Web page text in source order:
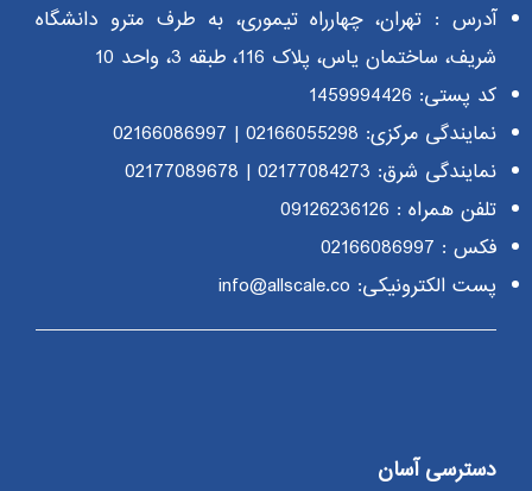
آدرس : تهران، چهارراه تیموری، به طرف مترو دانشگاه
شریف، ساختمان یاس، پلاک 116، طبقه 3، واحد 10
کد پستی: 1459994426
نمایندگی مرکزی: 02166055298
|
02166086997
نمایندگی شرق: 02177084273
|
02177089678
تلفن همراه : 09126236126
فکس : 02166086997
پست الکترونیکی: info@allscale.co
دسترسی آسان